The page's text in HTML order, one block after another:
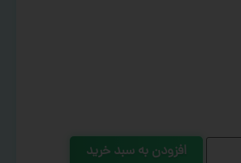
افزودن به سبد خرید